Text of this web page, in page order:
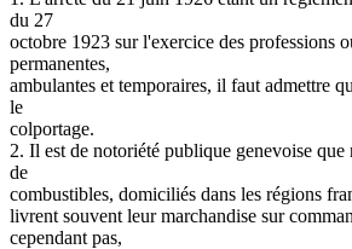
du 27
octobre 1923 sur l'exercice des professions
permanentes,
ambulantes et temporaires, il faut admettre
le
colportage.
2. Il est de notoriété publique genevoise que
de
combustibles, domiciliés dans les régions
livrent souvent leur marchandise sur
cependant pas,